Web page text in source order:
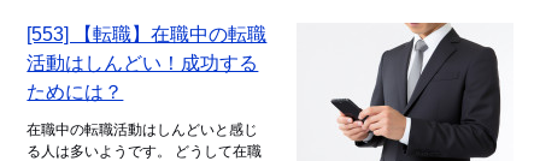
[553] 【転職】在職中の転職
活動はしんどい！成功する
ためには？
在職中の転職活動はしんどいと感じ
る人は多いようです。 どうして在職